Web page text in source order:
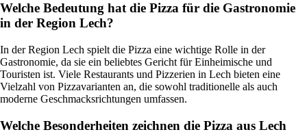
Welche Bedeutung hat die Pizza für die Gastronomie
in der Region Lech?
In der Region Lech spielt die Pizza eine wichtige Rolle in der
Gastronomie, da sie ein beliebtes Gericht für Einheimische und
Touristen ist. Viele Restaurants und Pizzerien in Lech bieten eine
Vielzahl von Pizzavarianten an, die sowohl traditionelle als auch
moderne Geschmacksrichtungen umfassen.
Welche Besonderheiten zeichnen die Pizza aus Lech